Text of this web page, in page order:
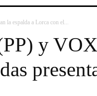
la espalda a Lorca con el...
y